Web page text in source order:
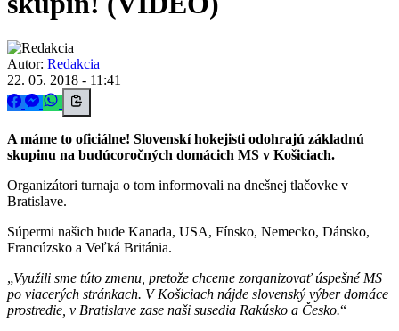
Autor: Redakcia
22. 05. 2018 - 11:41
A máme to oficiálne! Slovenskí hokejisti odohrajú základnú
skupinu na budúcoročných domácich MS v Košiciach.
Organizátori turnaja o tom informovali na dnešnej tlačovke v
Bratislave.
Súpermi našich bude Kanada, USA, Fínsko, Nemecko, Dánsko,
Francúzsko a Veľká Británia.
Využili sme túto zmenu, pretože chceme zorganizovať úspešné MS
po viacerých stránkach. V Košiciach nájde slovenský výber domáce
prostredie, v Bratislave zase naši susedia Rakúsko a Česko.